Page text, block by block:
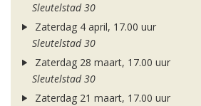
Sleutelstad 30
Zaterdag 4 april, 17.00 uur
Sleutelstad 30
Zaterdag 28 maart, 17.00 uur
Sleutelstad 30
Zaterdag 21 maart, 17.00 uur